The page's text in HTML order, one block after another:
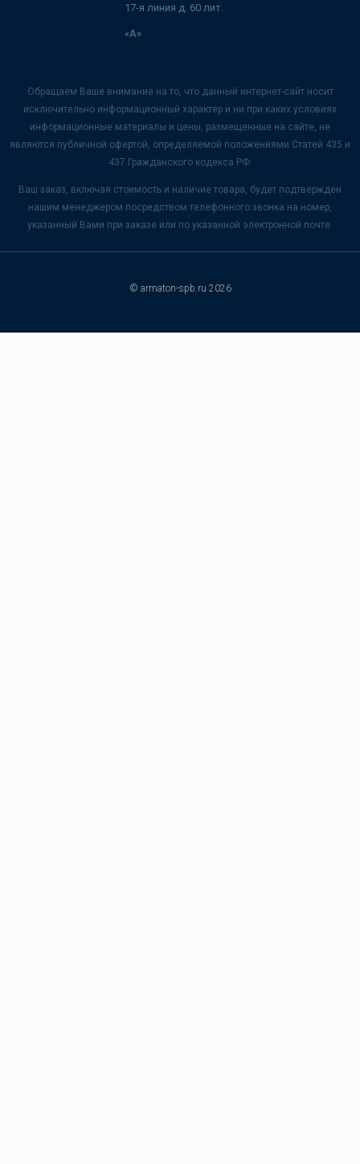
17-я линия д. 60 лит.
«А»
Обращаем Ваше внимание на то, что данный интернет-сайт носит
исключительно информационный характер и ни при каких условиях
информационные материалы и цены, размещенные на сайте, не
являются публичной офертой, определяемой положениями Статей 435 и
437 Гражданского кодекса РФ.
Ваш заказ, включая стоимость и наличие товара, будет подтвержден
нашим менеджером посредством телефонного звонка на номер,
указанный Вами при заказе или по указанной электронной почте.
© armaton-spb.ru 2026